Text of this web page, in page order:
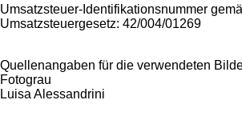
Umsatzsteuer-Identifikationsnummer
Umsatzsteuergesetz: 42/004/01269
Quellenangaben für die verwendeten
Fotograu
Luisa Alessandrini